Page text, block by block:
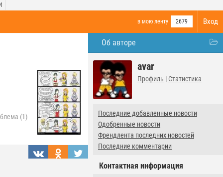
Вход
в мою ленту 2679
Об авторе
avar
Профиль | Статистика
Последние добавленные новости
Одобренные новости
Френдлента последних новостей
Последние комментарии
Контактная информация
(1)